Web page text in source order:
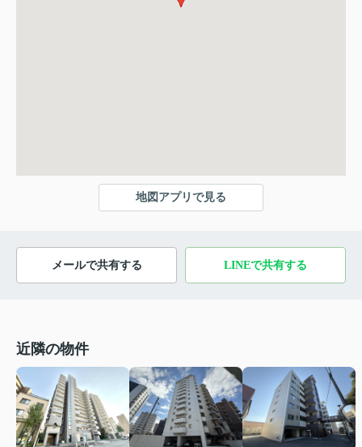
地図アプリで見る
メールで共有する LINEで共有する
近隣の物件